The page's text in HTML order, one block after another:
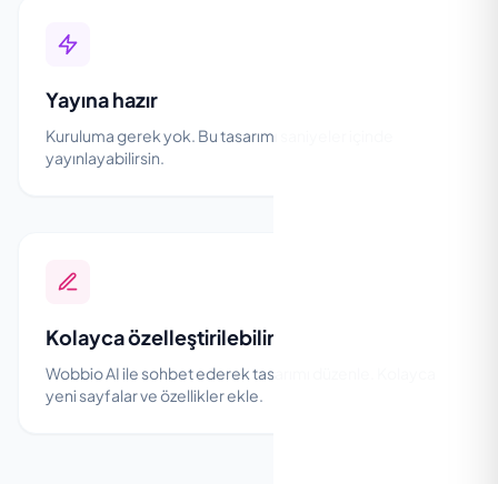
Yayına hazır
Kuruluma gerek yok. Bu tasarımı saniyeler içinde
yayınlayabilirsin.
Kolayca özelleştirilebilir
Wobbio AI ile sohbet ederek tasarımı düzenle. Kolayca
yeni sayfalar ve özellikler ekle.